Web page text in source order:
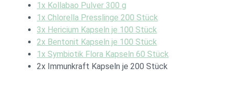
1x Kollabao Pulver 300 g
1x Chlorella Presslinge 200 Stück
3x Hericium Kapseln je 100 Stück
2x Bentonit Kapseln je 100 Stück
1x Symbiotik Flora Kapseln 60 Stück
2x Immunkraft Kapseln je 200 Stück